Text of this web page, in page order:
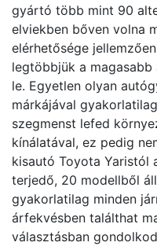
gyártó több mint 90
elviekben bőven volna
elérhetősége
legtöbbjük a
le. Egyetlen olyan
márkájával
szegmenst lefed
kínálatával, ez pedig
kisautó Toyota Yaristól
terjedő, 20 modellből
gyakorlatilag minden
árfekvésben találthat
választásban